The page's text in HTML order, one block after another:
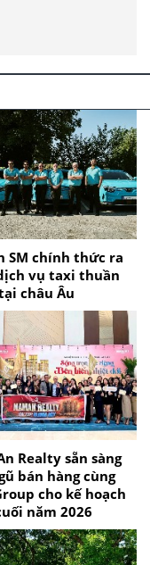
SM chính thức ra
vụ taxi thuần
châu Âu
Realty sẵn sàng
bán hàng cùng
cho kế hoạch
năm 2026